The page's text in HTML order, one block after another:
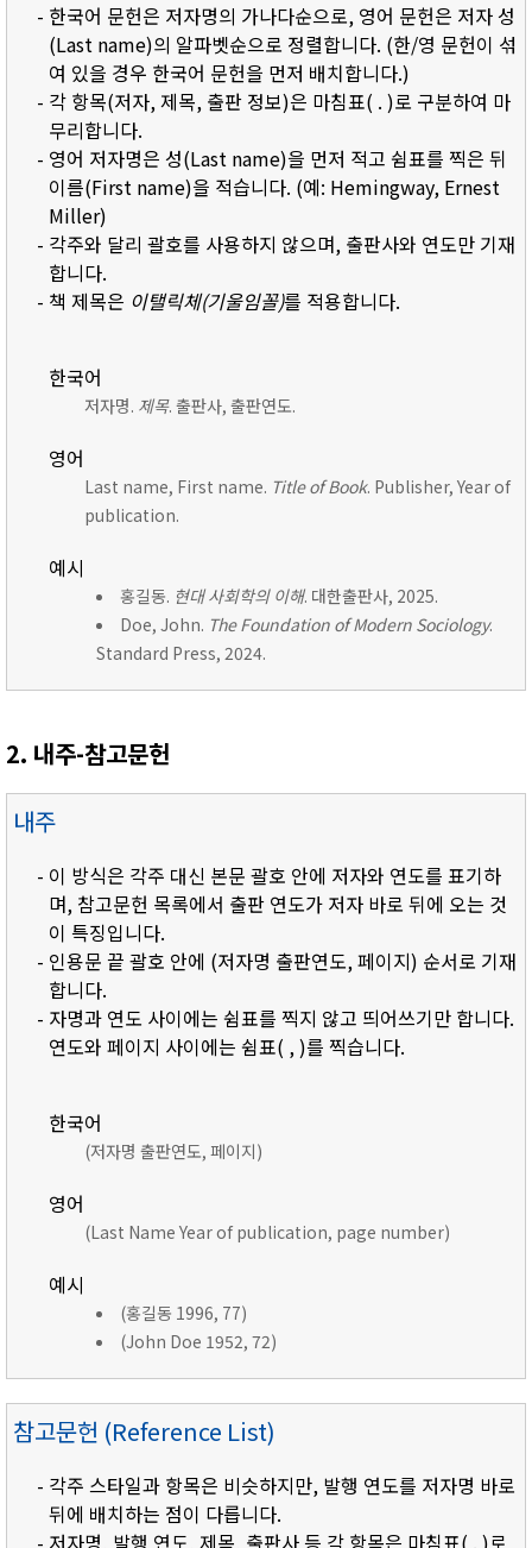
- 한국어 문헌은 저자명의 가나다순으로, 영어 문헌은 저자 성
(Last name)의 알파벳순으로 정렬합니다. (한/영 문헌이 섞
여 있을 경우 한국어 문헌을 먼저 배치합니다.)
- 각 항목(저자, 제목, 출판 정보)은 마침표( . )로 구분하여 마
무리합니다.
- 영어 저자명은 성(Last name)을 먼저 적고 쉼표를 찍은 뒤
이름(First name)을 적습니다. (예: Hemingway, Ernest
Miller)
- 각주와 달리 괄호를 사용하지 않으며, 출판사와 연도만 기재
합니다.
- 책 제목은 이탤릭체(기울임꼴)를 적용합니다.
한국어
저자명. 제목. 출판사, 출판연도.
영어
Last name, First name. Title of Book. Publisher, Year of
publication.
예시
홍길동. 현대 사회학의 이해. 대한출판사, 2025.
Doe, John. The Foundation of Modern Sociology.
Standard Press, 2024.
2. 내주-참고문헌
내주
- 이 방식은 각주 대신 본문 괄호 안에 저자와 연도를 표기하
며, 참고문헌 목록에서 출판 연도가 저자 바로 뒤에 오는 것
이 특징입니다.
- 인용문 끝 괄호 안에 (저자명 출판연도, 페이지) 순서로 기재
합니다.
- 자명과 연도 사이에는 쉼표를 찍지 않고 띄어쓰기만 합니다.
연도와 페이지 사이에는 쉼표( , )를 찍습니다.
한국어
(저자명 출판연도, 페이지)
영어
(Last Name Year of publication, page number)
예시
(홍길동 1996, 77)
(John Doe 1952, 72)
참고문헌 (Reference List)
- 각주 스타일과 항목은 비슷하지만, 발행 연도를 저자명 바로
뒤에 배치하는 점이 다릅니다.